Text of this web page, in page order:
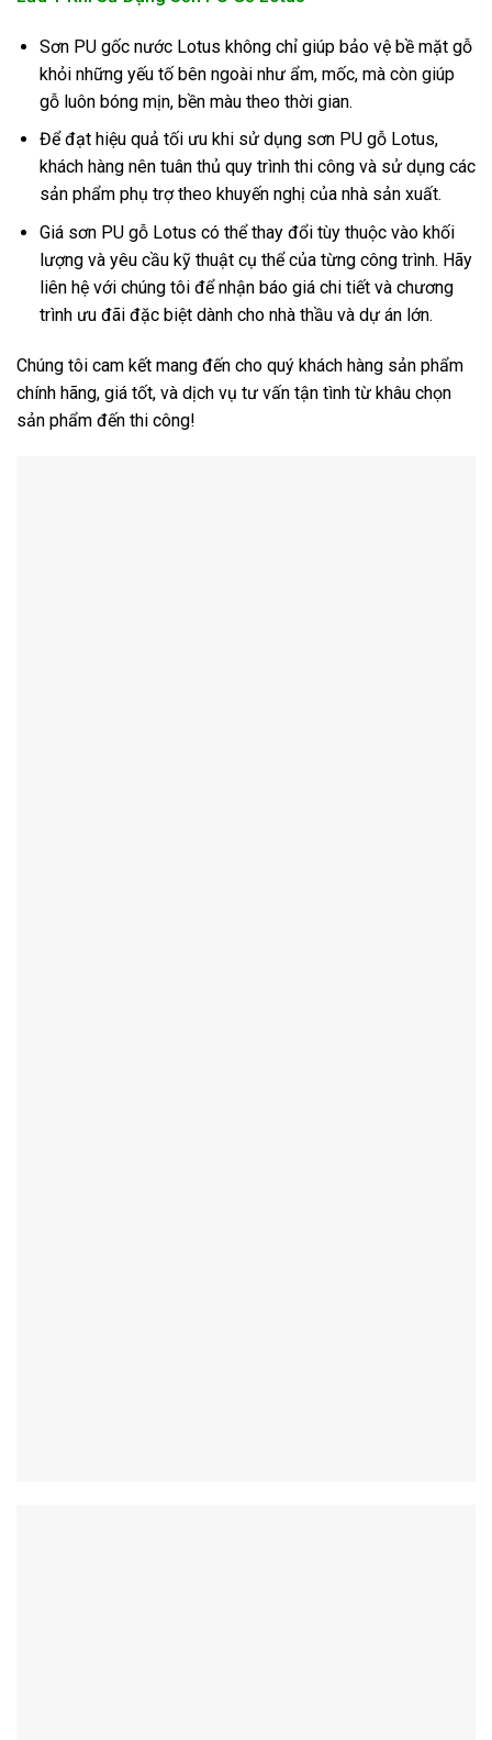
Sơn PU gốc nước Lotus không chỉ giúp bảo vệ bề mặt gỗ
khỏi những yếu tố bên ngoài như ẩm, mốc, mà còn giúp
gỗ luôn bóng mịn, bền màu theo thời gian.
Để đạt hiệu quả tối ưu khi sử dụng sơn PU gỗ Lotus,
khách hàng nên tuân thủ quy trình thi công và sử dụng các
sản phẩm phụ trợ theo khuyến nghị của nhà sản xuất.
Giá sơn PU gỗ Lotus có thể thay đổi tùy thuộc vào khối
lượng và yêu cầu kỹ thuật cụ thể của từng công trình. Hãy
liên hệ với chúng tôi để nhận báo giá chi tiết và chương
trình ưu đãi đặc biệt dành cho nhà thầu và dự án lớn.
Chúng tôi cam kết mang đến cho quý khách hàng sản phẩm
chính hãng, giá tốt, và dịch vụ tư vấn tận tình từ khâu chọn
sản phẩm đến thi công!